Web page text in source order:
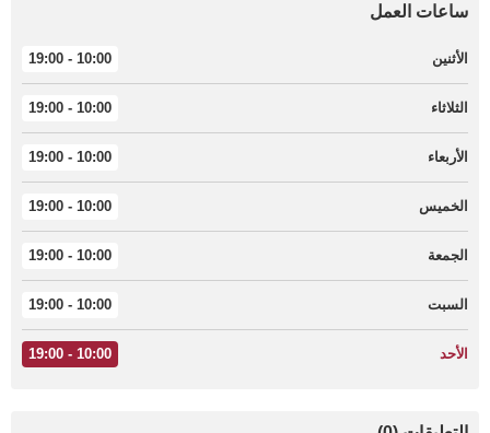
ساعات العمل
الأثنين 10:00 - 19:00
الثلاثاء 10:00 - 19:00
الأربعاء 10:00 - 19:00
الخميس 10:00 - 19:00
الجمعة 10:00 - 19:00
السبت 10:00 - 19:00
الأحد 10:00 - 19:00